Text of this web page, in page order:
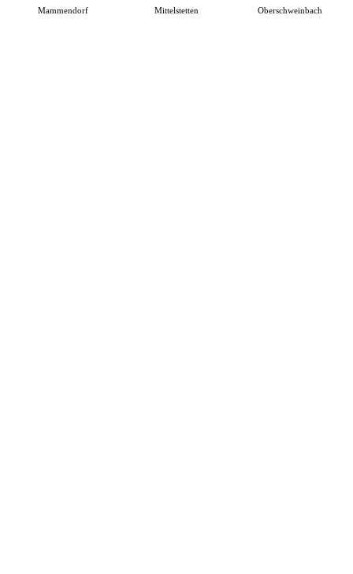
Mammendorf Mittelstetten Oberschweinbach